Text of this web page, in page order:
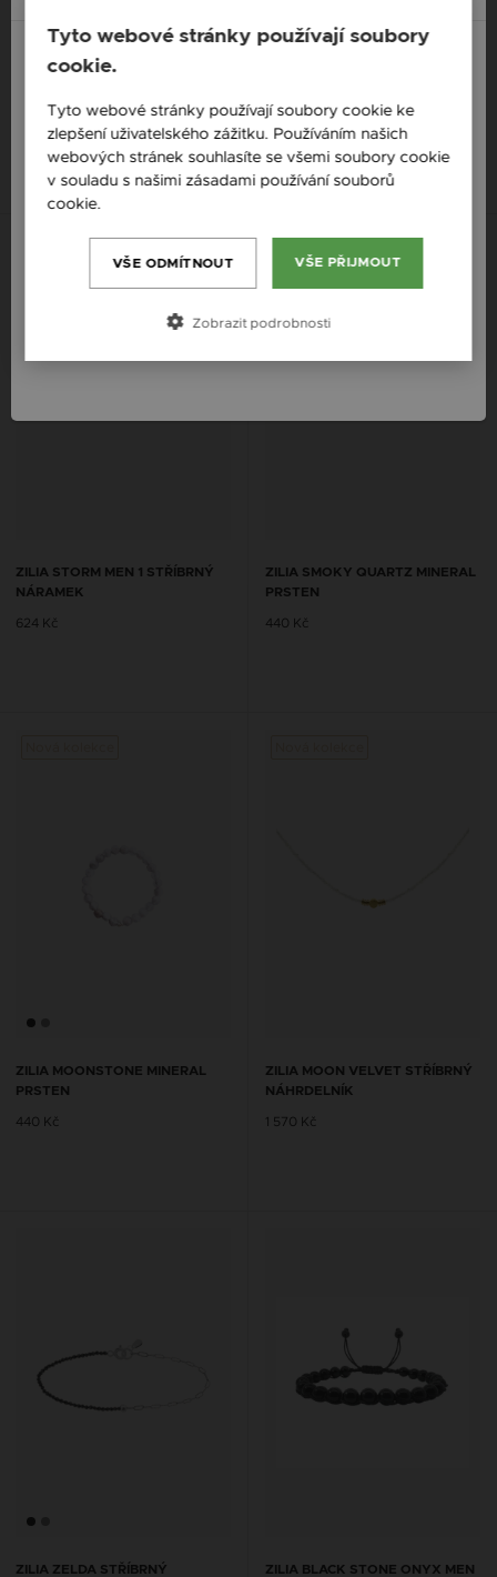
ZILIA VIOLET STŘÍBRNÝ
1 570 Kč 2 011 Kč
ZILIA STORM MEN 1 STŘÍBRNÝ
NÁRAMEK
624 Kč
ZILIA SMOKY QUARTZ MINERAL
PRSTEN
440 Kč
ZILIA MOONSTONE MINERAL
PRSTEN
440 Kč
ZILIA MOON VELVET STŘÍBRNÝ
NÁHRDELNÍK
1 570 Kč
ZILIA ZELDA STŘÍBRNÝ
ZILIA BLACK STONE ONYX MEN
Česká republika / CZ
Slovensko / SK
Magyarország / HU
Tyto webové stránky používají soubory
cookie.
Tyto webové stránky používají soubory cookie ke
zlepšení uživatelského zážitku. Používáním našich
webových stránek souhlasíte se všemi soubory cookie
v souladu s našimi zásadami používání souborů
cookie.
VŠE PŘIJMOUT
VŠE ODMÍTNOUT
Zobrazit podrobnosti